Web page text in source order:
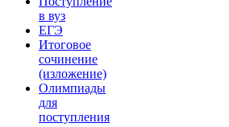
в вуз
ЕГЭ
Итоговое
сочинение
(изложение)
Олимпиады
для
поступления